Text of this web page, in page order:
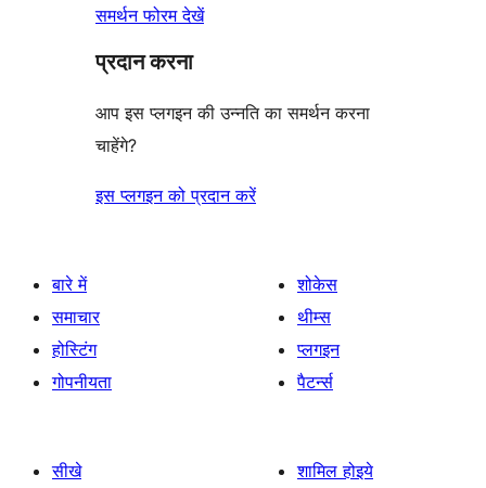
समर्थन फोरम देखें
प्रदान करना
आप इस प्लगइन की उन्नति का समर्थन करना
चाहेंगे?
इस प्लगइन को प्रदान करें
बारे में
समाचार
होस्टिंग
गोपनीयता
शोकेस
थीम्स
प्लगइन
पैटर्न्स
सीखे शामिल होइये